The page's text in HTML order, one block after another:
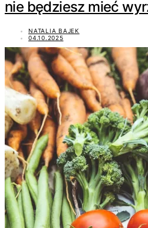
nie będziesz mieć
NATALIA BAJEK
04.10.2025